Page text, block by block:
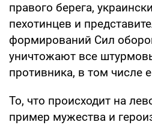
правого берега,
пехотинцев и
формирований Сил
уничтожают все
противника, в том числе
То, что происходит на
пример мужества и